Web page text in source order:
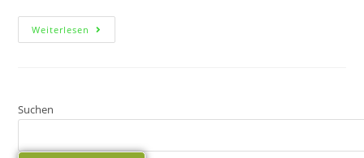
Weiterlesen
Suchen